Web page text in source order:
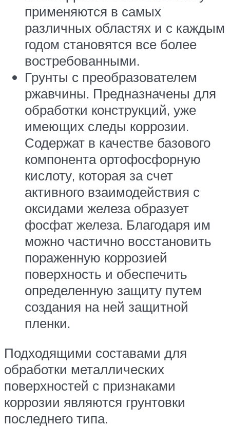
применяются в самых
различных областях и с каждым
годом становятся все более
востребованными.
Грунты с преобразователем
ржавчины. Предназначены для
обработки конструкций, уже
имеющих следы коррозии.
Содержат в качестве базового
компонента ортофосфорную
кислоту, которая за счет
активного взаимодействия с
оксидами железа образует
фосфат железа. Благодаря им
можно частично восстановить
пораженную коррозией
поверхность и обеспечить
определенную защиту путем
создания на ней защитной
пленки.
Подходящими составами для
обработки металлических
поверхностей с признаками
коррозии являются грунтовки
последнего типа.